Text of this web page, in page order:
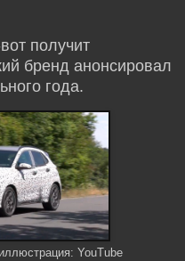
получит
бренд анонсировал
года.
YouTube